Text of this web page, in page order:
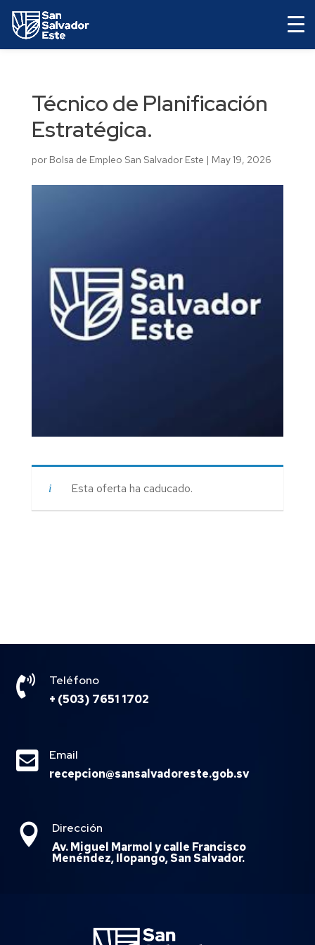
Técnico de Planificación
Estratégica.
por Bolsa de Empleo San Salvador Este | May 19, 2026
Esta oferta ha caducado.

Teléfono
+ (503) 7651 1702

Email
recepcion@sansalvadoreste.gob.sv

Dirección
Av. Miguel Marmol y calle Francisco
Menéndez, Ilopango, San Salvador.